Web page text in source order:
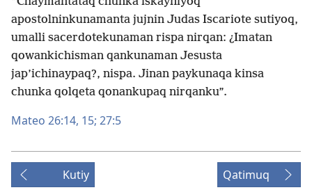
apostolninkunamanta jujnin Judas Iscariote sutiyoq,
umalli sacerdotekunaman rispa nirqan: ¿Imatan
qowankichisman qankunaman Jesusta
jap’ichinaypaq?, nispa. Jinan paykunaqa kinsa
chunka qolqeta qonankupaq nirqanku”.
Mateo 26:14, 15; 27:5
Kutiy Qatimuq